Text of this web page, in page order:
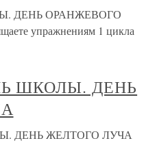
ДЕНЬ ОРАНЖЕВОГО
упражнениям 1 цикла
ШКОЛЫ. ДЕНЬ
ДЕНЬ ЖЕЛТОГО ЛУЧА